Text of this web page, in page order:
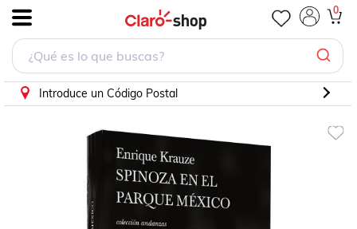
0
Introduce un Código Postal